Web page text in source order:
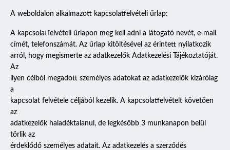
A weboldalon alkalmazott kapcsolatfelvételi űrlap:
A kapcsolatfelvételi űrlapon meg kell adni a látogató nevét, e-mail
címét, telefonszámát. Az űrlap kitöltésével az érintett nyilatkozik
arról, hogy megismerte az adatkezelők Adatkezelési Tájékoztatóját.
Az
ilyen célból megadott személyes adatokat az adatkezelők kizárólag
a
kapcsolat felvétele céljából kezelik. A kapcsolatfelvételt követően
az
adatkezelők haladéktalanul, de legkésőbb 3 munkanapon belül
törlik az
érdeklődő személyes adatait. Az adatkezelés a szerződés